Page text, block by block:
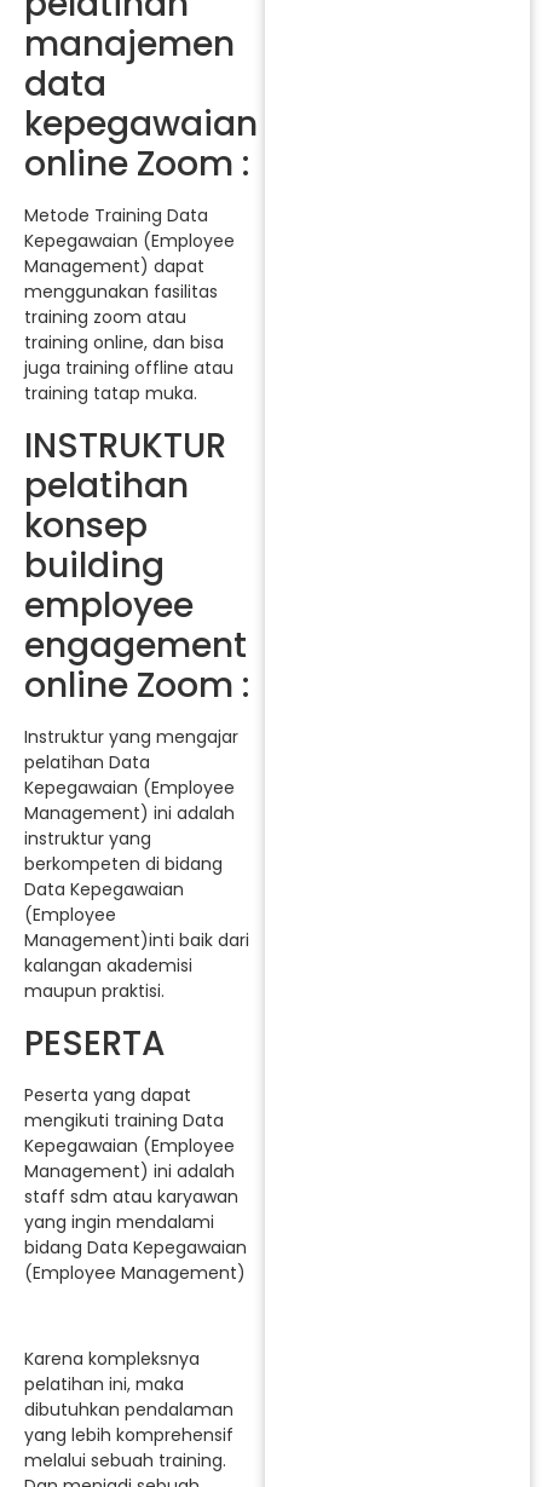
manajemen
data
kepegawaian
online Zoom :
Metode Training Data
Kepegawaian (Employee
Management) dapat
menggunakan fasilitas
training zoom atau
training online, dan bisa
juga training offline atau
training tatap muka.
INSTRUKTUR
pelatihan
konsep
building
employee
engagement
online Zoom :
Instruktur yang mengajar
pelatihan Data
Kepegawaian (Employee
Management) ini adalah
instruktur yang
berkompeten di bidang
Data Kepegawaian
(Employee
Management)inti baik dari
kalangan akademisi
maupun praktisi.
PESERTA
Peserta yang dapat
mengikuti training Data
Kepegawaian (Employee
Management) ini adalah
staff sdm atau karyawan
yang ingin mendalami
bidang Data Kepegawaian
(Employee Management)
Karena kompleksnya
pelatihan ini, maka
dibutuhkan pendalaman
yang lebih komprehensif
melalui sebuah training.